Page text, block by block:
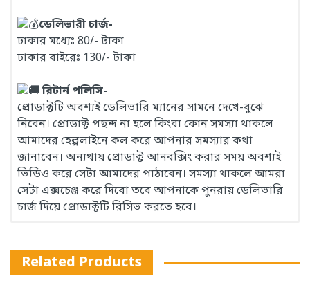
ডেলিভারী চার্জ-
ঢাকার মধ্যেঃ 80/- টাকা
ঢাকার বাইরেঃ 130/- টাকা
রিটার্ন পলিসি-
প্রোডাক্টটি অবশ্যই ডেলিভারি ম্যানের সামনে দেখে-বুঝে
নিবেন। প্রোডাক্ট পছন্দ না হলে কিংবা কোন সমস্যা থাকলে
আমাদের হেল্পলাইনে কল করে আপনার সমস্যার কথা
জানাবেন। অন্যথায় প্রোডাক্ট আনবক্সিং করার সময় অবশ্যই
ভিডিও করে সেটা আমাদের পাঠাবেন। সমস্যা থাকলে আমরা
সেটা এক্সচেঞ্জ করে দিবো তবে আপনাকে পুনরায় ডেলিভারি
চার্জ দিয়ে প্রোডাক্টটি রিসিভ করতে হবে।
Related Products